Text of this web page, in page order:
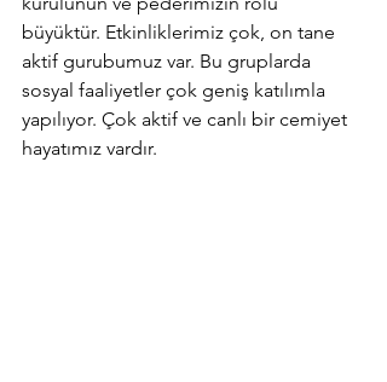
büyüktür. Etkinliklerimiz çok, on tane
aktif gurubumuz var. Bu gruplarda
sosyal faaliyetler çok geniş katılımla
yapılıyor. Çok aktif ve canlı bir cemiyet
hayatımız vardır.